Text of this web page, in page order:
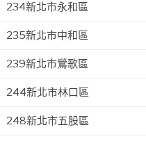
234新北市永和區
235新北市中和區
239新北市鶯歌區
244新北市林口區
248新北市五股區